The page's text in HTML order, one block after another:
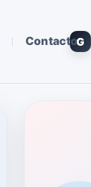
ContactoG